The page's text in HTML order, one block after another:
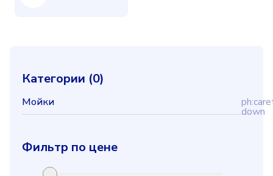
Категории (0)
Мойки
down
Фильтр по цене